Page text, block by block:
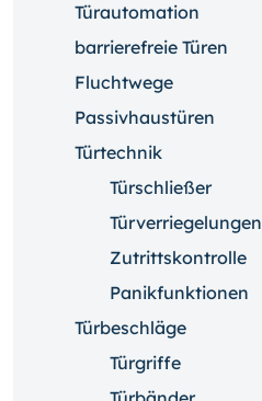
Türautomation
barrierefreie Türen
Fluchtwege
Passivhaustüren
Türtechnik
Türschließer
Türverriegelungen
Zutrittskontrolle
Panikfunktionen
Türbeschläge
Türgriffe